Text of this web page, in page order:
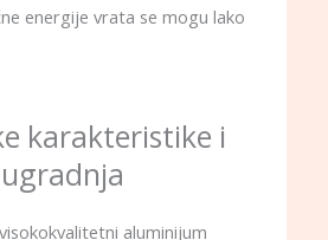
energije vrata se mogu lako
karakteristike i
ugradnja
aluminijum